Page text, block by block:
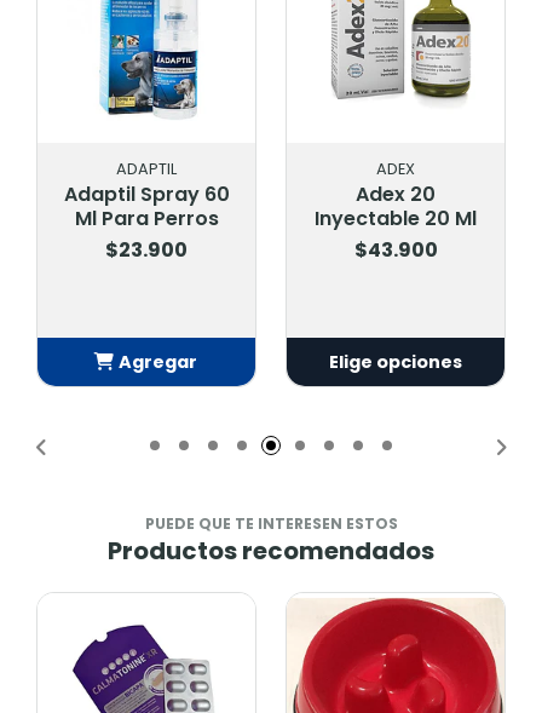
ADAPTIL
Adaptil Spray 60
Ml Para Perros
$23.900
Agregar
ADEX
Adex 20
Inyectable 20 Ml
$43.900
Elige opciones
PUEDE QUE TE INTERESEN ESTOS
Productos recomendados